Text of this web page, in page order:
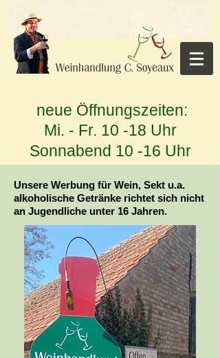
neue Öffnungszeiten:
Mi. - Fr. 10 -18 Uhr
Sonnabend 10 -16 Uhr
Unsere Werbung für Wein, Sekt u.a.
alkoholische Getränke richtet sich nicht
an Jugendliche unter 16 Jahren.